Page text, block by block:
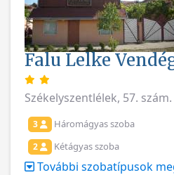
Falu Lelke
Székelyszentlélek, 57. szám.
3 Háromágyas szoba
2 Kétágyas szoba
További szobatípusok